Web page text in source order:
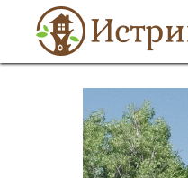
Строительтсво